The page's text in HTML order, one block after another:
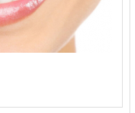
здорові зуби. Коли вони